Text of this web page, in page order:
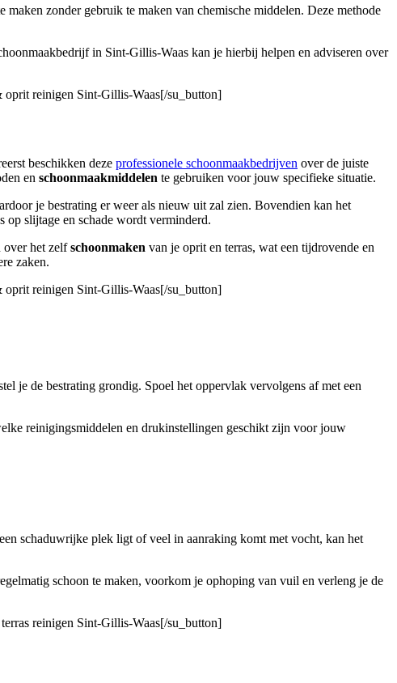
maken zonder gebruik te maken van chemische middelen. Deze methode
in Sint-Gillis-Waas kan je hierbij helpen en adviseren over
oprit reinigen Sint-Gillis-Waas[/su_button]
beschikken deze professionele schoonmaakbedrijven over de juiste
en schoonmaakmiddelen te gebruiken voor jouw specifieke situatie.
je bestrating er weer als nieuw uit zal zien. Bovendien kan het
op slijtage en schade wordt verminderd.
over het zelfschoonmaken van je oprit en terras, wat een tijdrovende en
zaken.
oprit reinigen Sint-Gillis-Waas[/su_button]
je de bestrating grondig. Spoel het oppervlak vervolgens af met een
reinigingsmiddelen en drukinstellingen geschikt zijn voor jouw
schaduwrijke plek ligt of veel in aanraking komt met vocht, kan het
schoon te maken, voorkom je ophoping van vuil en verleng je de
reinigen Sint-Gillis-Waas[/su_button]